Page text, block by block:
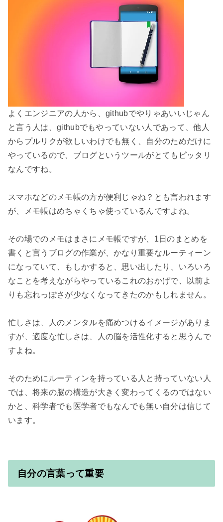
よくエンジニアの人から、githubでやりゃあいいじゃん
と言う人は、githubでもやっていない人であって、他人
からプルリクが欲しいわけでも無く、自分のためだけに
やっているので、ブログというツールがとてもピッタリ
なんですね。
スマホなどのメモ帳の方が便利じゃね？とも言われます
が、メモ帳はめちゃくちゃ使っているんですよね。
その場でのメモはまさにメモ帳ですが、1日のまとめを
書くと言うブログの作業が、かなり重要なルーティーン
になっていて、もしかすると、思い出したり、いろいろ
なことを考えながらやっているこれのおかげで、以前よ
りも忘れっぽさが少なくなってきたのかもしれません。
忙しさは、人のメンタルを痛めつけるイメージがありま
すが、適度な忙しさは、人の脳を活性化すると思うんで
すよね。
そのためにルーティンを持っている人と持っていない人
では、将来の脳の構造が大きく変わってくるのではない
かと、科学者でも医学者でもなんでも無い自分は信じて
います。
自分の言葉って重要